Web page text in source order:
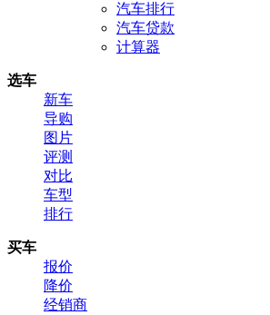
汽车排行
汽车贷款
计算器
选车
新车
导购
图片
评测
对比
车型
排行
买车
报价
降价
经销商